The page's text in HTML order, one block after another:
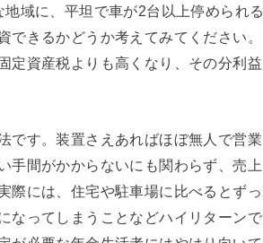
域に、平坦で車が2台以上停められる
きるかどうか考えてみてください。
定資産税よりも高くなり、その分利益
です。装置さえあればほぼ無人で営業
手間がかからないにも関わらず、売上
際には、住宅や駐車場に比べるとずっ
なってしまうことなどハイリターンで